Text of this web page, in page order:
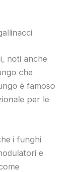
noti anche
che
è famoso
per le
i funghi
e